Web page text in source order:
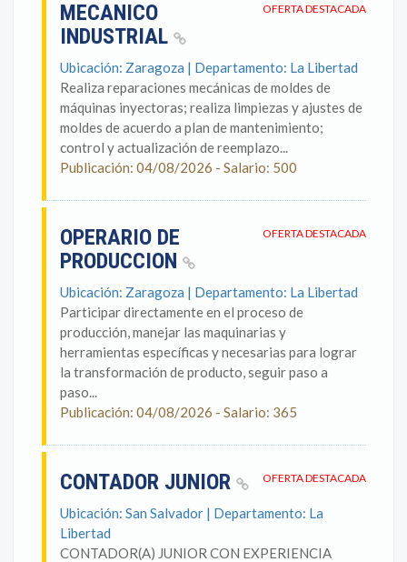
OFERTA DESTACADA
MECANICO
INDUSTRIAL
Ubicación: Zaragoza | Departamento: La Libertad
Realiza reparaciones mecánicas de moldes de
máquinas inyectoras; realiza limpiezas y ajustes de
moldes de acuerdo a plan de mantenimiento;
control y actualización de reemplazo...
Publicación: 04/08/2026 - Salario: 500
OFERTA DESTACADA
OPERARIO DE
PRODUCCION
Ubicación: Zaragoza | Departamento: La Libertad
Participar directamente en el proceso de
producción, manejar las maquinarias y
herramientas específicas y necesarias para lograr
la transformación de producto, seguir paso a
paso...
Publicación: 04/08/2026 - Salario: 365
OFERTA DESTACADA
CONTADOR JUNIOR
Ubicación: San Salvador | Departamento: La
Libertad
CONTADOR(A) JUNIOR CON EXPERIENCIA